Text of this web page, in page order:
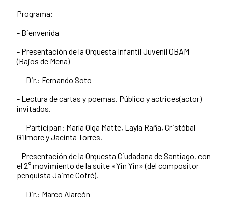
Programa:
- Bienvenida
- Presentación de la Orquesta Infantil Juvenil OBAM
(Bajos de Mena)
Dir.: Fernando Soto
- Lectura de cartas y poemas. Público y actrices(actor)
invitados.
Participan: María Olga Matte, Layla Raña, Cristóbal
Gillmore y Jacinta Torres.
- Presentación de la Orquesta Ciudadana de Santiago, con
el 2° movimiento de la suite «Yin Yin» (del compositor
penquista Jaime Cofré).
Dir.: Marco Alarcón